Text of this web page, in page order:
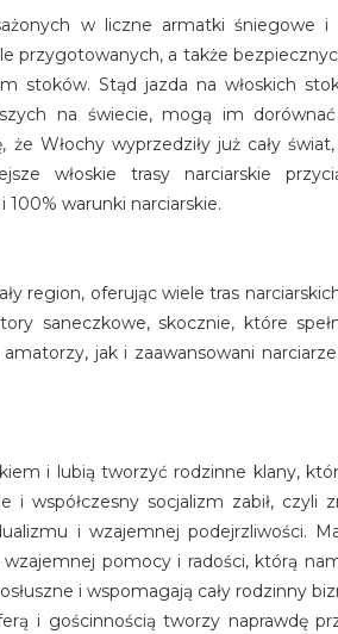
w liczne armatki śniegowe i
przygotowanych, a także
stoków. Stąd jazda na włoskich
na świecie, mogą im
Włochy wyprzedziły już cały
włoskie trasy narciarskie
warunki narciarskie.
region, oferując wiele tras
saneczkowe, skocznie, które
jak i zaawansowani
i lubią tworzyć rodzinne klany,
współczesny socjalizm zabił, czyli
i wzajemnej podejrzliwości.
pomocy i radości, którą
i wspomagają cały rodzinny
i gościnnością tworzy naprawdę